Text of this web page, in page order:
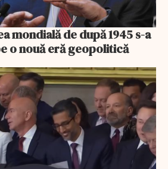
mondială de după 1945 s-a
o nouă eră geopolitică